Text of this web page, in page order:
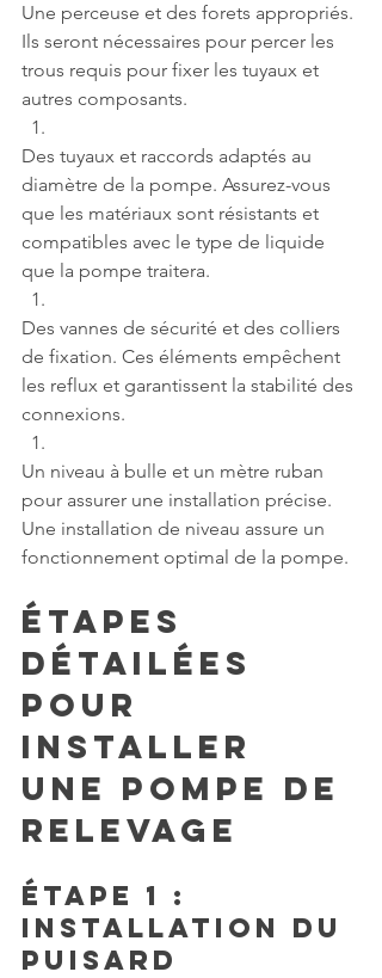
Une perceuse et des forets appropriés.
Ils seront nécessaires pour percer les
trous requis pour fixer les tuyaux et
autres composants.
Des tuyaux et raccords adaptés au
diamètre de la pompe. Assurez-vous
que les matériaux sont résistants et
compatibles avec le type de liquide
que la pompe traitera.
Des vannes de sécurité et des colliers
de fixation. Ces éléments empêchent
les reflux et garantissent la stabilité des
connexions.
Un niveau à bulle et un mètre ruban
pour assurer une installation précise.
Une installation de niveau assure un
fonctionnement optimal de la pompe.
Étapes
Détailées
pour
Installer
une Pompe de
Relevage
Étape 1 :
Installation du
Puisard